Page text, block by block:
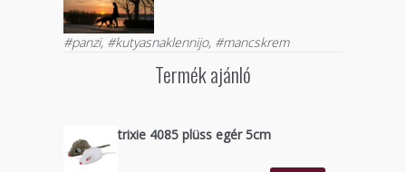
#panzi, #kutyasnaklennijo, #mancskrem
Termék ajánló
trixie 4085 plüss egér 5cm